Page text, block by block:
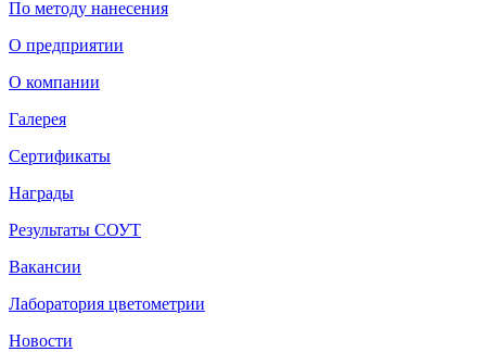
По методу нанесения
О предприятии
О компании
Галерея
Сертификаты
Награды
Результаты СОУТ
Вакансии
Лаборатория цветометрии
Новости